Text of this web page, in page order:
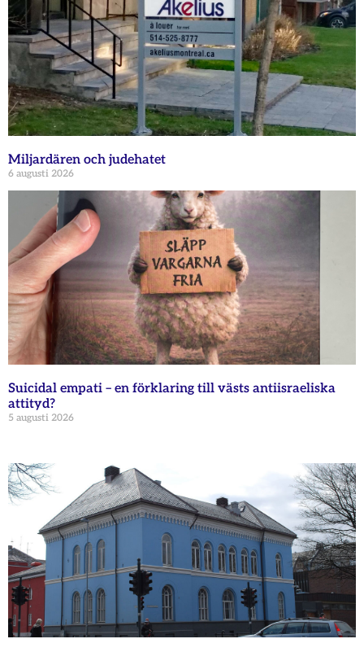
Miljardären och judehatet
6 augusti 2026
Suicidal empati – en förklaring till västs antiisraeliska
attityd?
5 augusti 2026